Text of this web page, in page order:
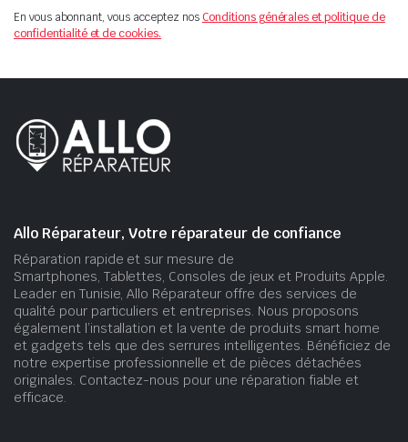
En vous abonnant, vous acceptez nosConditions générales et politique de
confidentialité et de cookies.
Allo Réparateur, Votre réparateur de confiance
Réparation rapide et sur mesure de
Smartphones, Tablettes, Consoles de jeux et Produits Apple.
Leader en Tunisie, Allo Réparateur offre des services de
qualité pour particuliers et entreprises. Nous proposons
également l’installation et la vente de produits smart home
et gadgets tels que des serrures intelligentes. Bénéficiez de
notre expertise professionnelle et de pièces détachées
originales. Contactez-nous pour une réparation fiable et
efficace.